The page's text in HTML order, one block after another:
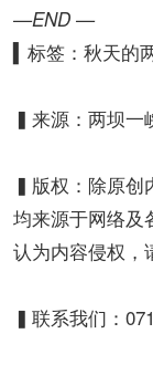
—END —
▍标签：秋天的
▍来源：两坝一
▍版权：除原创
均来源于网络及
认为内容侵权，
▍联系我们：